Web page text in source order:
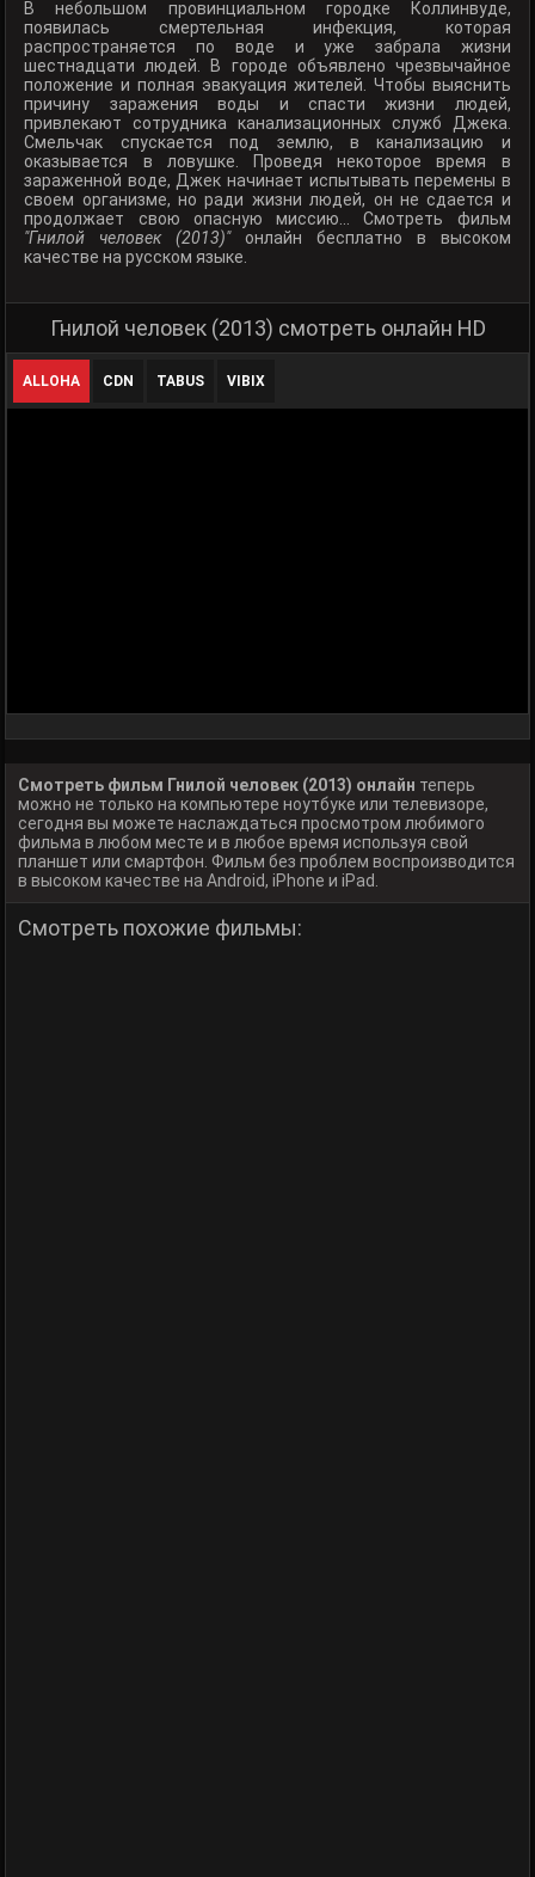
В небольшом провинциальном городке Коллинвуде,
появилась смертельная инфекция, которая
распространяется по воде и уже забрала жизни
шестнадцати людей. В городе объявлено чрезвычайное
положение и полная эвакуация жителей. Чтобы выяснить
причину заражения воды и спасти жизни людей,
привлекают сотрудника канализационных служб Джека.
Смельчак спускается под землю, в канализацию и
оказывается в ловушке. Проведя некоторое время в
зараженной воде, Джек начинает испытывать перемены в
своем организме, но ради жизни людей, он не сдается и
продолжает свою опасную миссию... Смотреть фильм
"Гнилой человек (2013)"онлайн бесплатно в высоком
качестве на русском языке.
Гнилой человек (2013) смотреть онлайн HD
ALLOHA CDN TABUS VIBIX
Смотреть фильм Гнилой человек (2013) онлайн теперь
можно не только на компьютере ноутбуке или телевизоре,
сегодня вы можете наслаждаться просмотром любимого
фильма в любом месте и в любое время используя свой
планшет или смартфон. Фильм без проблем воспроизводится
в высоком качестве на Android, iPhone и iPad.
Смотреть похожие фильмы: